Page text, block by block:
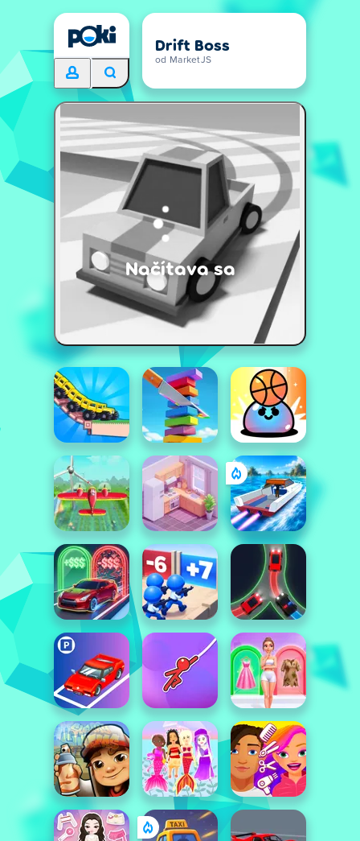
Drift Boss
od MarketJS
Načítava sa